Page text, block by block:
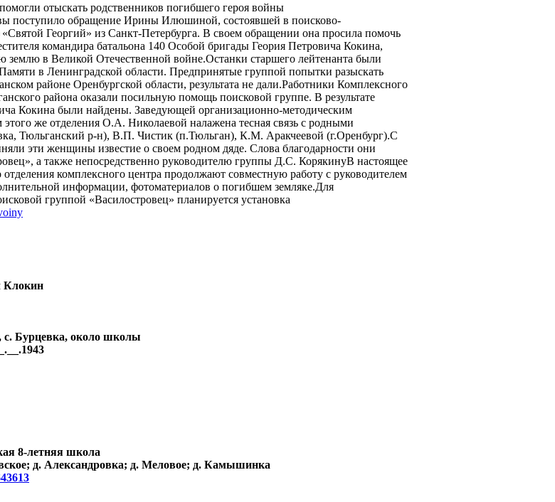
отыскать родственников погибшего героя войны
поступило обращение Ирины Илюшиной, состоявшей в поисково-
«Святой Георгий» из Санкт-Петербурга. В своем обращении она просила помочь
командира батальона 140 Особой бригады Геория Петровича Кокина,
в Великой Отечественной войне.Останки старшего лейтенанта были
в Ленинградской области. Предпринятые группой попытки разыскать
районе Оренбургской области, результата не дали.Работники Комплексного
района оказали посильную помощь поисковой группе. В результате
Кокина были найдены. Заведующей организационно-методическим
же отделения О.А. Николаевой налажена тесная связь с родными
Тюльганский р-н), В.П. Чистик (п.Тюльган), К.М. Аракчеевой (г.Оренбург).С
эти женщины известие о своем родном дяде. Слова благодарности они
а также непосредственно руководителю группы Д.С. КорякинуВ настоящее
комплексного центра продолжают совместную работу с руководителем
информации, фотоматериалов о погибшем земляке.Для
группой «Василостровец» планируется установка
Клокин
с. Бурцевка, около школы
8-летняя школа
д. Александровка; д. Меловое; д. Камышинка